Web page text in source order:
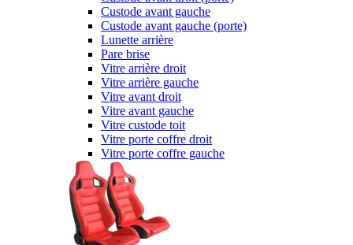
Custode avant gauche
Custode avant gauche (porte)
Lunette arrière
Pare brise
Vitre arrière droit
Vitre arrière gauche
Vitre avant droit
Vitre avant gauche
Vitre custode toit
Vitre porte coffre droit
Vitre porte coffre gauche